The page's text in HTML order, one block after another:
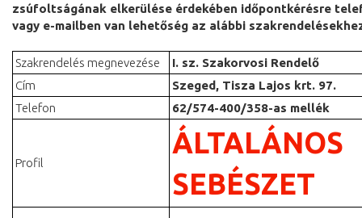
zsúfoltságának elkerülése érdekében időpontkérésre
vagy e-mailben van lehetőség az alábbi
Szakrendelés megnevezése
I. sz. Szakorvosi Rendelő
Cím
Szeged, Tisza Lajos krt. 97.
Telefon
62/574-400/358-as mellék
Profil
ÁLTALÁNOS
SEBÉSZET